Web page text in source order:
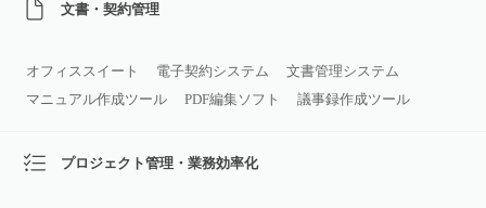
文書・契約管理
オフィススイート 電子契約システム
文書管理システム
マニュアル作成ツール
PDF編集ソフト 議事録作成ツール
プロジェクト管理・業務効率化